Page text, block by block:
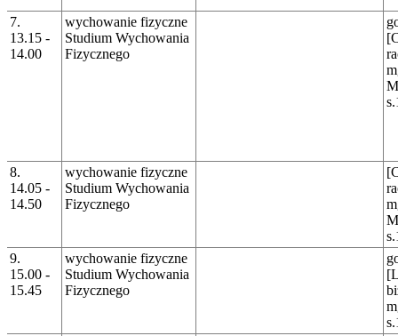
7.
13.15 -
14.00
wychowanie fizyczne
Studium Wychowania
Fizycznego
8.
14.05 -
14.50
wychowanie fizyczne
Studium Wychowania
Fizycznego
9.
15.00 -
15.45
wychowanie fizyczne
Studium Wychowania
Fizycznego